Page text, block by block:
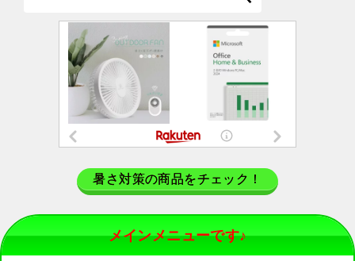
暑さ対策の商品をチェック！
メインメニューです♪